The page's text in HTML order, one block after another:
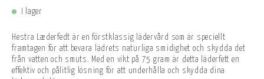
I lager
Hestra Læderfedt är en förstklassig lädervård som är speciellt
framtagen för att bevara lädrets naturliga smidighet och skydda det
från vatten och smuts. Med en vikt på 75 gram är detta läderfett en
effektiv och pålitlig lösning för att underhålla och skydda dina